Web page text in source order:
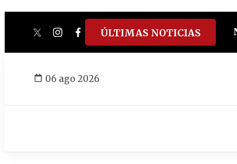
twitterinstagram
facebook
tiktokyoutube
spotify
ÚLTIMAS NOTICIAS
06 ago 2026